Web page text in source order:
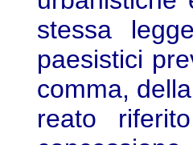
stessa
paesistici
comma,
reato